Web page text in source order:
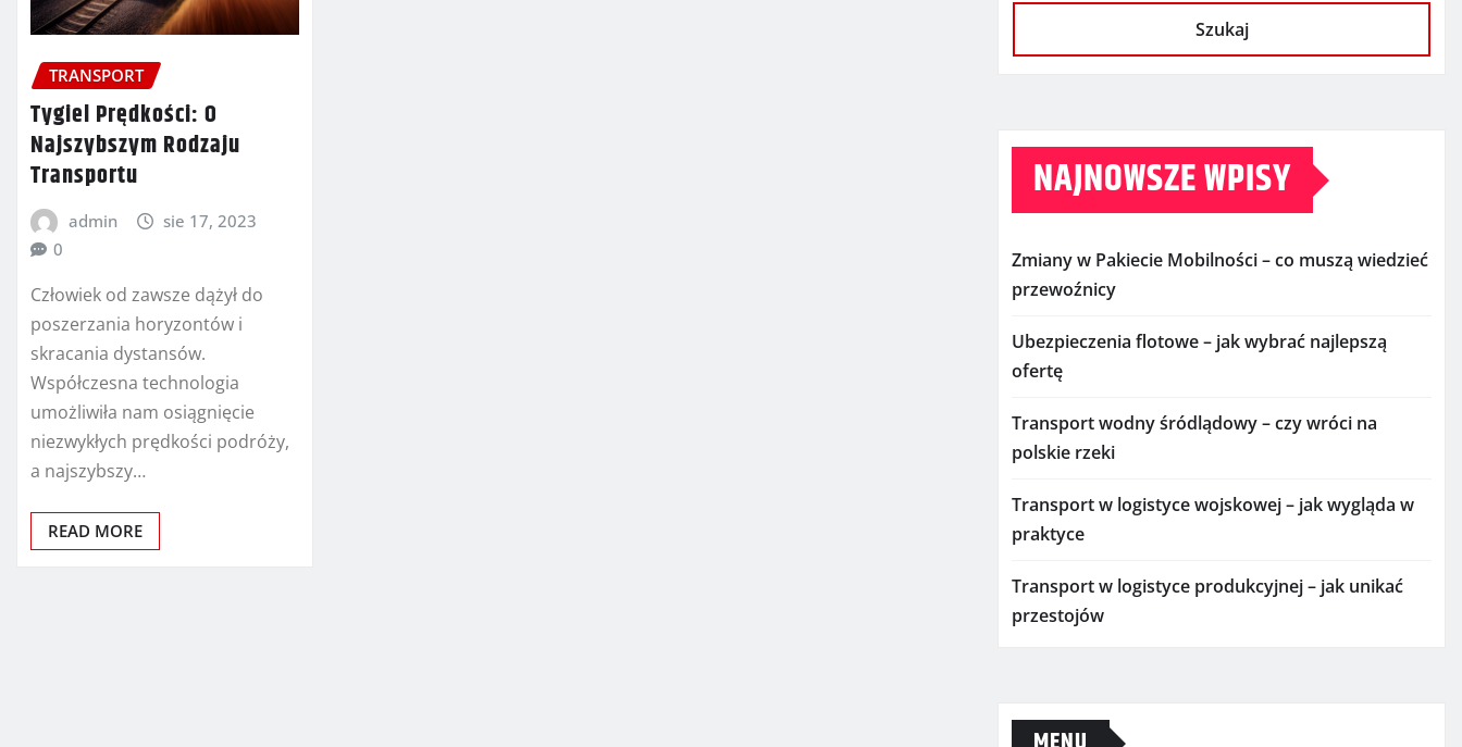
TRANSPORT
Tygiel Prędkości: O
Najszybszym Rodzaju
Transportu
admin
sie 17, 2023
0
Człowiek od zawsze dążył do
poszerzania horyzontów i
skracania dystansów.
Współczesna technologia
umożliwiła nam osiągnięcie
niezwykłych prędkości podróży,
a najszybszy…
READ MORE
Szukaj
NAJNOWSZE WPISY
Zmiany w Pakiecie Mobilności – co muszą wiedzieć
przewoźnicy
Ubezpieczenia flotowe – jak wybrać najlepszą
ofertę
Transport wodny śródlądowy – czy wróci na
polskie rzeki
Transport w logistyce wojskowej – jak wygląda w
praktyce
Transport w logistyce produkcyjnej – jak unikać
przestojów